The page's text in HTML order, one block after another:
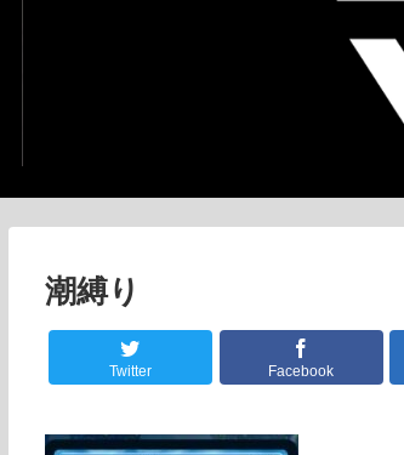
潮縛り
Twitter Facebook